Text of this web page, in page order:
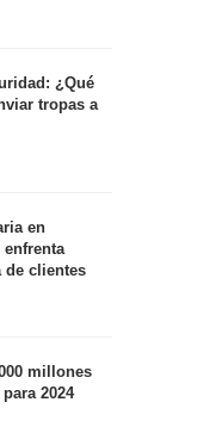
¿Qué
tropas a
en
de clientes
millones
2024